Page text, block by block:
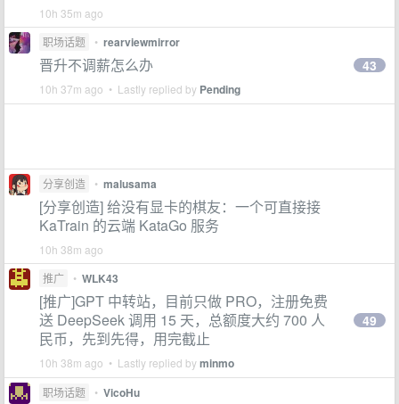
10h 35m ago
职场话题
• rearviewmirror
晋升不调薪怎么办
10h 37m ago • Lastly replied by Pending
43
分享创造 • malusama
[分享创造] 给没有显卡的棋友：一个可直接接
KaTrain 的云端 KataGo 服务
10h 38m ago
推广
• WLK43
[推广]GPT 中转站，目前只做 PRO，注册免费
送 DeepSeek 调用 15 天，总额度大约 700 人
民币，先到先得，用完截止
10h 38m ago • Lastly replied byminmo
49
职场话题 • VicoHu